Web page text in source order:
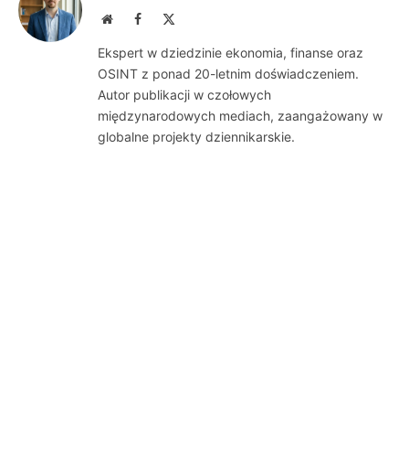
WebsiteFacebook
Ekspert w dziedzinie ekonomia, finanse oraz
OSINT z ponad 20-letnim doświadczeniem.
Autor publikacji w czołowych
międzynarodowych mediach, zaangażowany w
globalne projekty dziennikarskie.